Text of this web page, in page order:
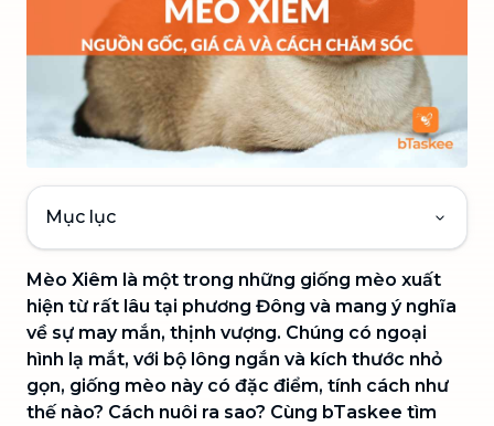
Mục lục
Mèo Xiêm là một trong những giống mèo xuất
hiện từ rất lâu tại phương Đông và mang ý nghĩa
về sự may mắn, thịnh vượng. Chúng có ngoại
hình lạ mắt, với bộ lông ngắn và kích thước nhỏ
gọn, giống mèo này có đặc điểm, tính cách như
thế nào? Cách nuôi ra sao? Cùng bTaskee tìm